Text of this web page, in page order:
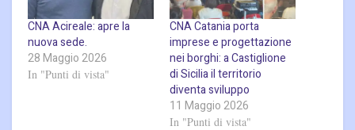
CNA Acireale: apre la
nuova sede.
28 Maggio 2026
In "Punti di vista"
CNA Catania porta
imprese e progettazione
nei borghi: a Castiglione
di Sicilia il territorio
diventa sviluppo
11 Maggio 2026
In "Punti di vista"